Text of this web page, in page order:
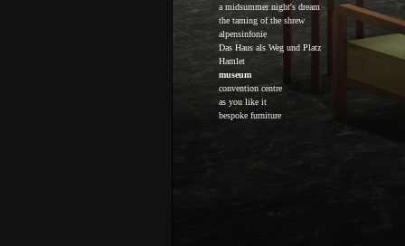
a midsummer night's dream
the taming of the shrew
alpensinfonie
Das Haus als Weg und Platz
Hamlet
museum
convention centre
as you like it
bespoke furniture